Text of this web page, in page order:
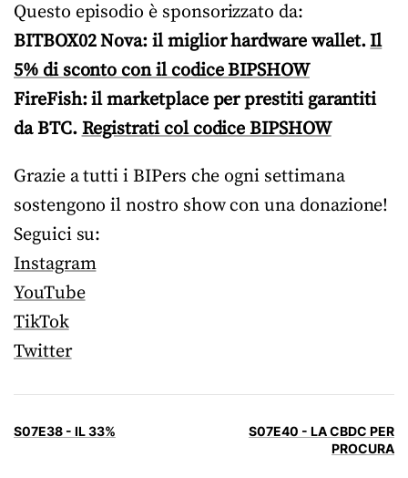
Questo episodio è sponsorizzato da:
BITBOX02 Nova: il miglior hardware wallet.Il
5% di sconto con il codice BIPSHOW
FireFish: il marketplace per prestiti garantiti
da BTC.Registrati col codice BIPSHOW
Grazie a tutti i BIPers che ogni settimana
sostengono il nostro show con una donazione!
Seguici su:
Instagram
YouTube
TikTok
Twitter
S07E38 - IL 33%
S07E40 - LA CBDC PER
PROCURA